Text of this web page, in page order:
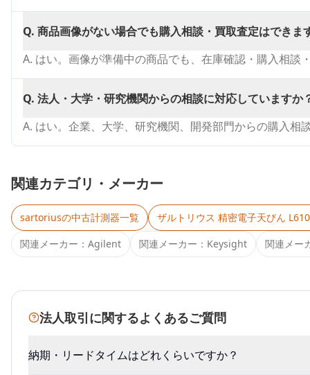
Q. 商品画像がない場合でも購入相談・買取査定はできま
A. はい。画像が準備中の商品でも、在庫確認・購入相
Q. 法人・大学・研究機関からの相談に対応していますか
A. はい。企業、大学、研究機関、開発部門からの購入
関連カテゴリ・メーカー
sartoriusの中古計測器一覧
ザルトリウス 精密電子天びん
関連メーカー： Agilent 関連メーカー： Keysight 関連メー
法人取引に関するよくあるご質問
納期・リードタイムはどれくらいですか？